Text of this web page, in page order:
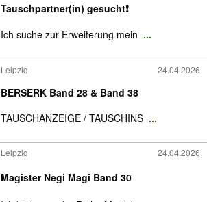
Tauschpartner(in) gesucht❗
Ich suche zur Erweiterung mein ...
Leipzig 24.04.2026
BERSERK Band 28 & Band 38
TAUSCHANZEIGE / TAUSCHINS ...
Leipzig 24.04.2026
Magister Negi Magi Band 30